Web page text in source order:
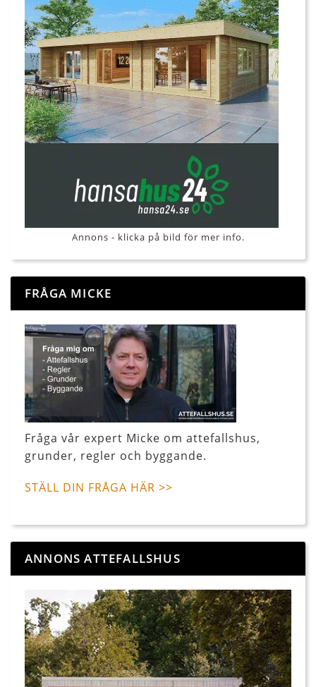
Annons - klicka på bild för mer info.
FRÅGA MICKE
Fråga vår expert Micke om attefallshus,
grunder, regler och byggande.
STÄLL DIN FRÅGA HÄR >>
ANNONS ATTEFALLSHUS